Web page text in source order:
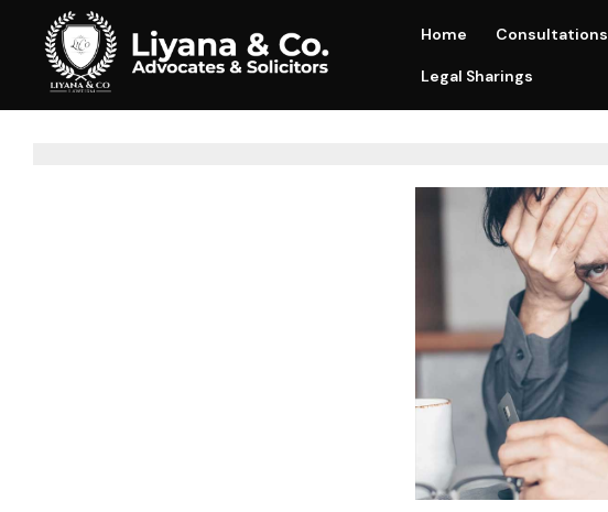
Home Consultations
Legal Sharings